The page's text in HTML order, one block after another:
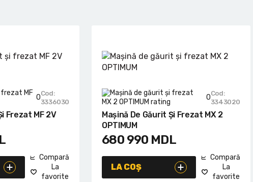
0Cod:
3336030
Frezat MF 2V
Compară
La
favorite
0Cod:
3343020
Mașină De Găurit Și Frezat MX 2
OPTIMUM
680 990 MDL
LA COȘ
Compară
La
favorite